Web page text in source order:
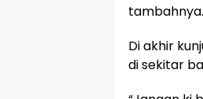
tambahnya.
Di akhir
di sekitar